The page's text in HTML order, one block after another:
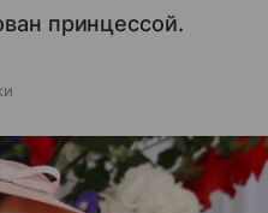
принцессой.